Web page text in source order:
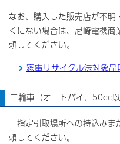
なお、購入した販売店が不
くにない場合は、尼崎電機
頼してください。
家電リサイクル法対象
二輪車（オートバイ、50cc
指定引取場所への持込みま
頼してください。